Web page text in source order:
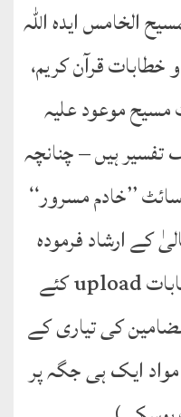
الخامس ایدہ اللہ
قرآن کریم،
موعود علیہ
ہیں – چنانچہ
’’خادم مسرور‘‘
کے ارشاد فرمودہ
تمام خطبات جمعہ اور خطابات upload کئے
کی تیاری کے
ایک ہی جگہ پر